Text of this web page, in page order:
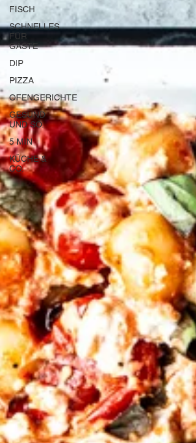
FISCH
SCHNELLES
FÜR
GÄSTE
DIP
PIZZA
OFENGERICHTE
GESUND
UND SO.
5 MIN
KÜCHE &
CO.